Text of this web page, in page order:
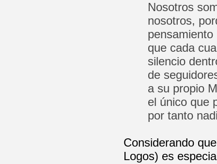
Nosotros
nosotros,
que cada
silencio
de
a su propio
el único que
por tanto
Considerando
Logos) es